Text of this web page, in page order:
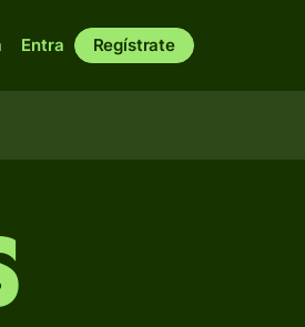
Entra Regístrate